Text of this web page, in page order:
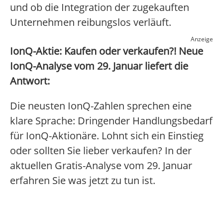
und ob die Integration der zugekauften
Unternehmen reibungslos verläuft.
Anzeige
IonQ-Aktie: Kaufen oder verkaufen?! Neue
IonQ-Analyse vom 29. Januar liefert die
Antwort:
Die neusten IonQ-Zahlen sprechen eine
klare Sprache: Dringender Handlungsbedarf
für IonQ-Aktionäre. Lohnt sich ein Einstieg
oder sollten Sie lieber verkaufen? In der
aktuellen Gratis-Analyse vom 29. Januar
erfahren Sie was jetzt zu tun ist.